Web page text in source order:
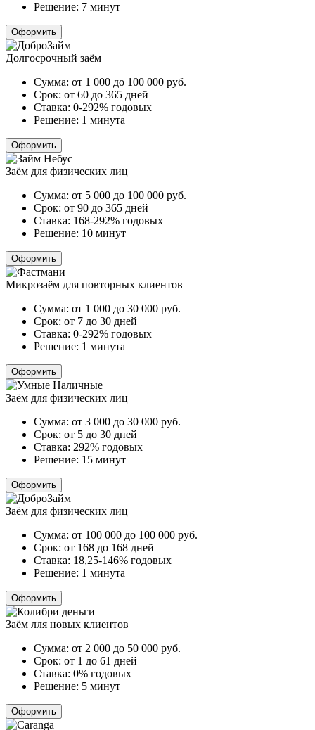
Решение: 7 минут
Оформить
Долгосрочный заём
Сумма: от 1 000 до 100 000 руб.
Срок: от 60 до 365 дней
Ставка: 0-292% годовых
Решение: 1 минута
Оформить
Заём для физических лиц
Сумма: от 5 000 до 100 000 руб.
Срок: от 90 до 365 дней
Ставка: 168-292% годовых
Решение: 10 минут
Оформить
Микрозаём для повторных клиентов
Сумма: от 1 000 до 30 000 руб.
Срок: от 7 до 30 дней
Ставка: 0-292% годовых
Решение: 1 минута
Оформить
Заём для физических лиц
Сумма: от 3 000 до 30 000 руб.
Срок: от 5 до 30 дней
Ставка: 292% годовых
Решение: 15 минут
Оформить
Заём для физических лиц
Сумма: от 100 000 до 100 000 руб.
Срок: от 168 до 168 дней
Ставка: 18,25-146% годовых
Решение: 1 минута
Оформить
Заём лля новых клиентов
Сумма: от 2 000 до 50 000 руб.
Срок: от 1 до 61 дней
Ставка: 0% годовых
Решение: 5 минут
Оформить